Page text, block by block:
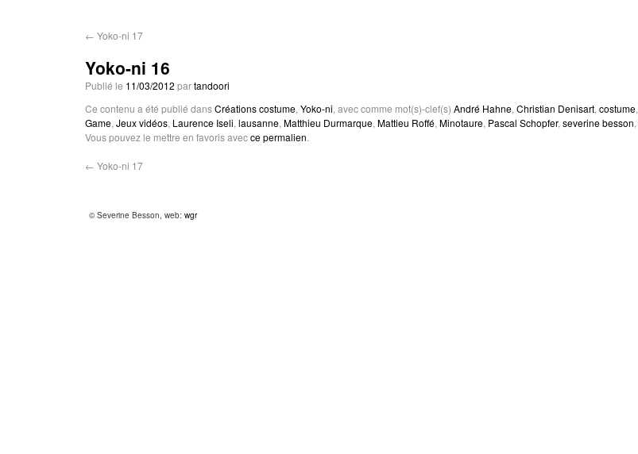
← Yoko-ni 17
Yoko-ni 16
Publié le 11/03/2012 partandoori
Ce contenu a été publié dansCréations costume, Yoko-ni, avec comme mot(s)-clef(s) André Hahne, Christian Denisart, costume,
Game, Jeux vidéos, Laurence Iseli, lausanne, Matthieu Durmarque, Mattieu Roffé, Minotaure, Pascal Schopfer, severine besson,
Vous pouvez le mettre en favoris avecce permalien.
← Yoko-ni 17
© Severine Besson, web: wgr